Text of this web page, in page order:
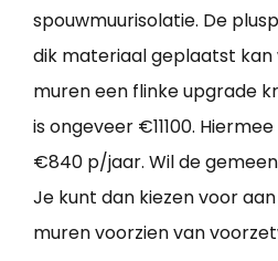
spouwmuurisolatie. De
dik materiaal geplaatst kan
muren een flinke upgrade
is ongeveer €11100.
€840 p/jaar. Wil de
Je kunt dan kiezen voor
muren voorzien van